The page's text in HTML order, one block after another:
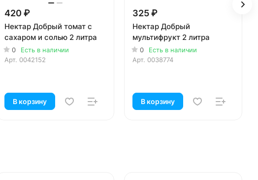
420 ₽
Нектар Добрый томат с
сахаром и солью 2 литра
0
Есть в наличии
Арт. 0042152
В корзину
325 ₽
Нектар Добрый
мультифрукт 2 литра
0
Есть в наличии
Арт. 0038774
В корзину